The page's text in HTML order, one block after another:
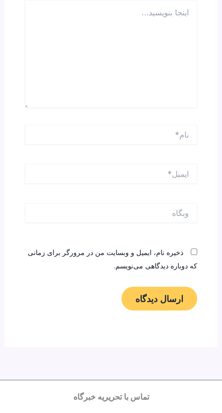
بنویسید…
ذخیره نام، ایمیل و وبسایت من در مرورگر برای زمانی
که دوباره دیدگاهی می‌نویسم.
تماس با تحریریه خبرگاه